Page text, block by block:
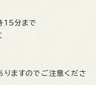
15分まで
ますのでご注意くださ